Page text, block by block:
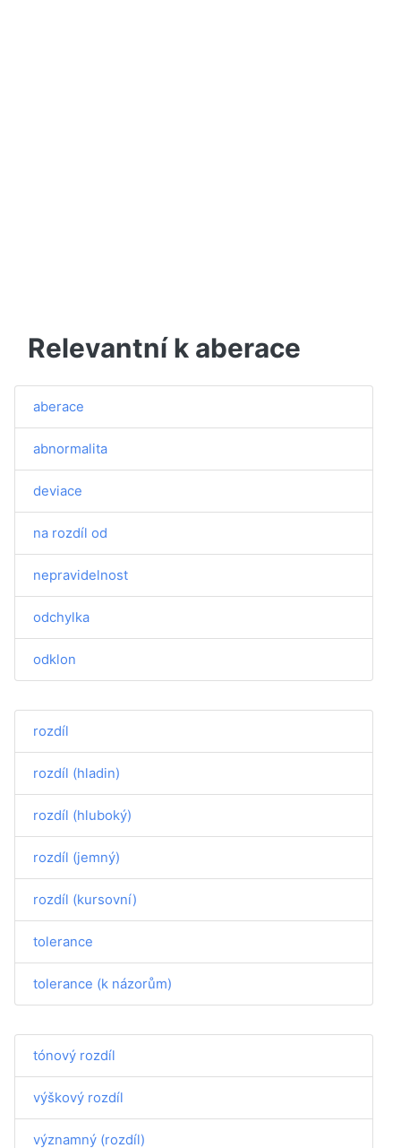
Relevantní k aberace
aberace
abnormalita
deviace
na rozdíl od
nepravidelnost
odchylka
odklon
rozdíl
rozdíl (hladin)
rozdíl (hluboký)
rozdíl (jemný)
rozdíl (kursovní)
tolerance
tolerance (k názorům)
tónový rozdíl
výškový rozdíl
významný (rozdíl)